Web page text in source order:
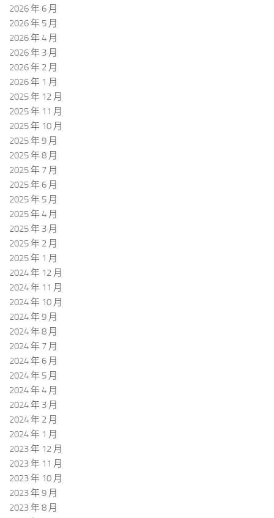
2026 年 6 月
2026 年 5 月
2026 年 4 月
2026 年 3 月
2026 年 2 月
2026 年 1 月
2025 年 12 月
2025 年 11 月
2025 年 10 月
2025 年 9 月
2025 年 8 月
2025 年 7 月
2025 年 6 月
2025 年 5 月
2025 年 4 月
2025 年 3 月
2025 年 2 月
2025 年 1 月
2024 年 12 月
2024 年 11 月
2024 年 10 月
2024 年 9 月
2024 年 8 月
2024 年 7 月
2024 年 6 月
2024 年 5 月
2024 年 4 月
2024 年 3 月
2024 年 2 月
2024 年 1 月
2023 年 12 月
2023 年 11 月
2023 年 10 月
2023 年 9 月
2023 年 8 月